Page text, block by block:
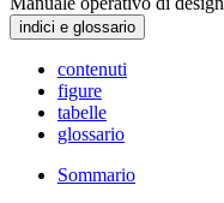
indici e glossario
contenuti
figure
tabelle
glossario
Sommario